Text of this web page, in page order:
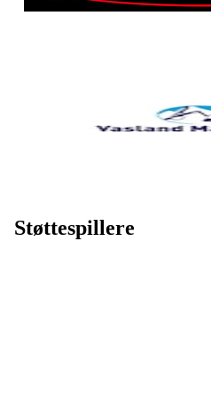
Støttespillere